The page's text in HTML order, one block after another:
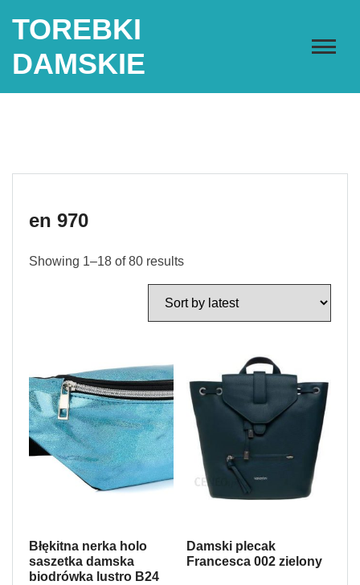
TOREBKI
DAMSKIE
en 970
Showing 1–18 of 80 results
Błękitna nerka holo
saszetka damska
biodrówka lustro B24
Damski plecak
Francesca 002 zielony